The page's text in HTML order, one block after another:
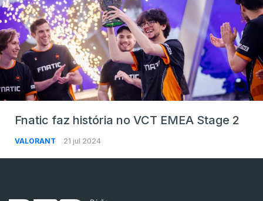
Fnatic faz história no VCT EMEA Stage 2
VALORANT 21 jul 2024